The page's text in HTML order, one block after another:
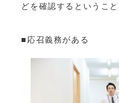
どを確認するということ
■応召義務がある